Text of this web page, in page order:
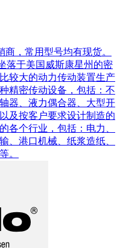
，常用型号均有现货。
落于美国威斯康星州的密
较大的动力传动装置生产
精密传动设备，包括：不
器、液力偶合器、大型开
及按客户要求设计制造的
各个行业，包括：电力、
、港口机械、纸浆造纸、
。